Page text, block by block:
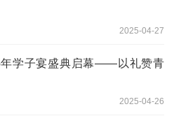
2025-04-27
年学子宴盛典启幕——以礼赞青
2025-04-26